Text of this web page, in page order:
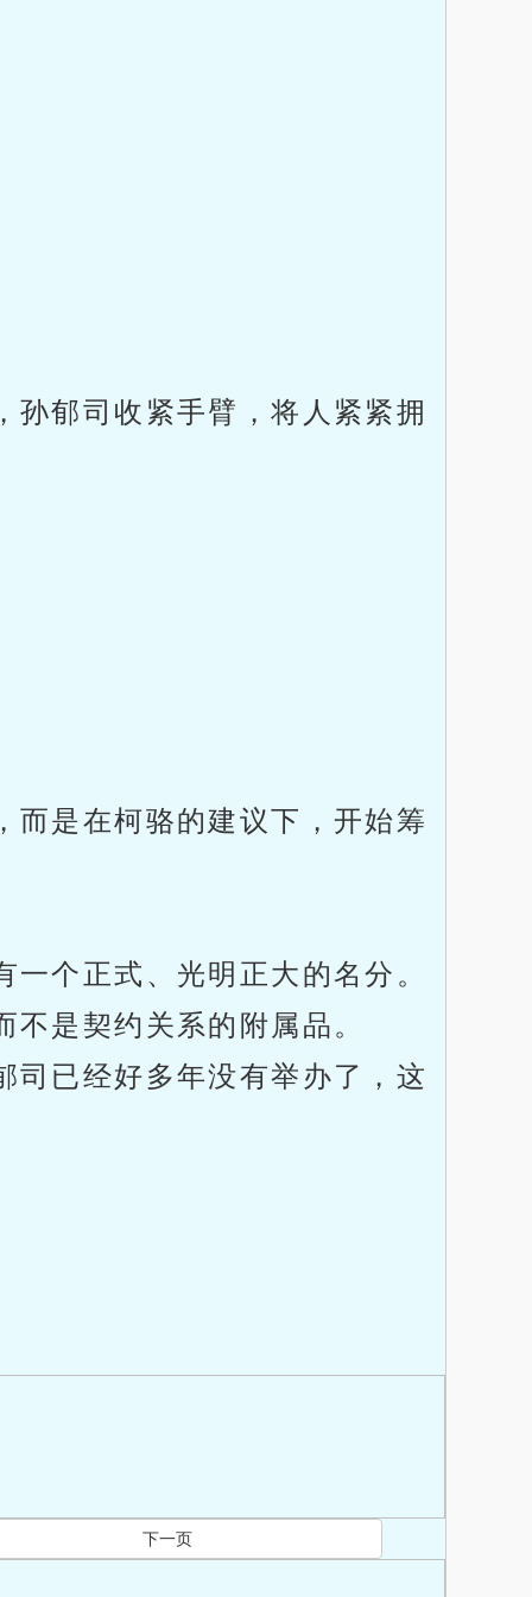
郁司收紧手臂，将人紧紧拥
而是在柯骆的建议下，开始筹
个正式、光明正大的名分。
是契约关系的附属品。
司已经好多年没有举办了，这
下一页